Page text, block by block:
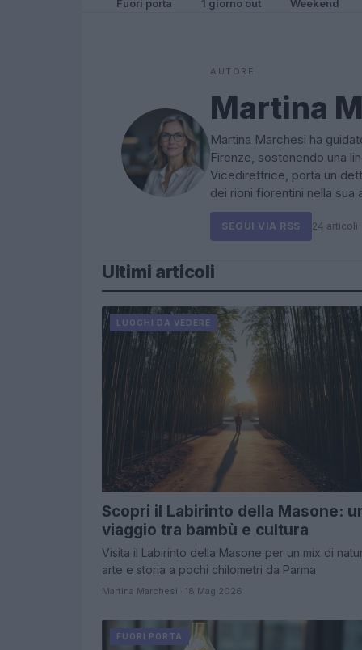
Fuori porta 1 giorno out Weekend
AUTORE
Martina
Martina Marchesi ha
Firenze, sostenendo una
Vicedirettrice, porta un
dei rioni fiorentini nella sua
SEGUI VIA RSS 24 articoli
Ultimi articoli
LUOGHI DA VEDERE
Scopri il Labirinto della Masone:
viaggio tra bambù e cultura
Visita il Labirinto della Masone per un mix di
arte e storia a pochi chilometri da Parma
Martina Marchesi · 18 Mag 2026
FUORI PORTA